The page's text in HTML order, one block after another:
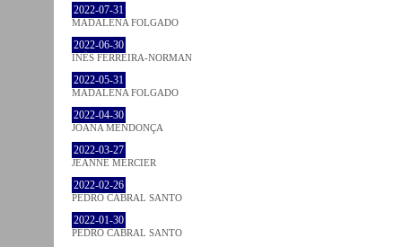
2022-07-31
MADALENA FOLGADO
2022-06-30
INÊS FERREIRA-NORMAN
2022-05-31
MADALENA FOLGADO
2022-04-30
JOANA MENDONÇA
2022-03-27
JEANNE MERCIER
2022-02-26
PEDRO CABRAL SANTO
2022-01-30
PEDRO CABRAL SANTO